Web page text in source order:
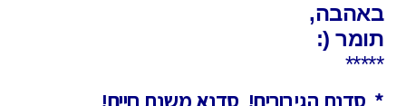
באהבה,
תומר (:
*****